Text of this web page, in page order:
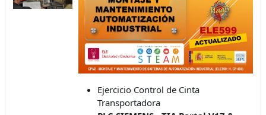
Ejercicio Control de Cinta
Transportadora